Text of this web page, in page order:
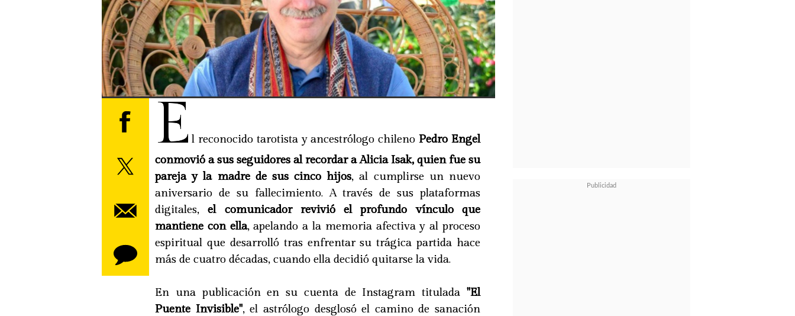
E l reconocido tarotista y ancestrólogo chilenoPedro Engel
conmovió a sus seguidores al recordar a Alicia Isak, quien fue su
pareja y la madre de sus cinco hijos, al cumplirse un nuevo
aniversario de su fallecimiento. A través de sus plataformas
digitales,el comunicador revivió el profundo vínculo que
mantiene con ella, apelando a la memoria afectiva y al proceso
espiritual que desarrolló tras enfrentar su trágica partida hace
más de cuatro décadas, cuando ella decidió quitarse la vida.
En una publicación en su cuenta de Instagram titulada "El
Puente Invisible", el astrólogo desglosó el camino de sanación